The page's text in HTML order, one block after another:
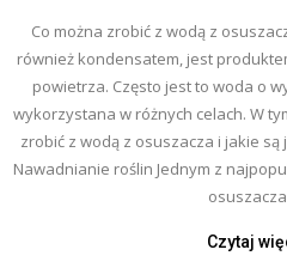
Co można zrobić z wodą z
również kondensatem, jest
powietrza. Często jest to woda o
wykorzystana w różnych celach. W
zrobić z wodą z osuszacza i jakie
Nawadnianie roślin Jednym z
Czytaj